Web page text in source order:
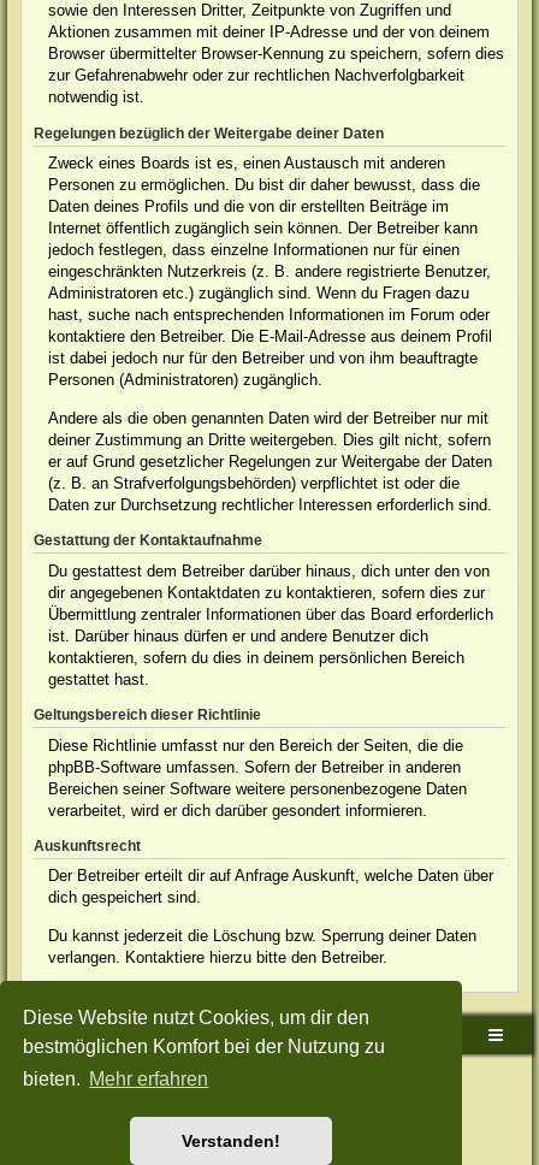
Diese Website nutzt Cookies, um dir den
bestmöglichen Komfort bei der Nutzung zu
bieten. Mehr erfahren
Verstanden!
sowie den Interessen Dritter, Zeitpunkte von Zugriffen und
Aktionen zusammen mit deiner IP-Adresse und der von deinem
Browser übermittelter Browser-Kennung zu speichern, sofern dies
zur Gefahrenabwehr oder zur rechtlichen Nachverfolgbarkeit
notwendig ist.
Regelungen bezüglich der Weitergabe deiner Daten
Zweck eines Boards ist es, einen Austausch mit anderen
Personen zu ermöglichen. Du bist dir daher bewusst, dass die
Daten deines Profils und die von dir erstellten Beiträge im
Internet öffentlich zugänglich sein können. Der Betreiber kann
jedoch festlegen, dass einzelne Informationen nur für einen
eingeschränkten Nutzerkreis (z. B. andere registrierte Benutzer,
Administratoren etc.) zugänglich sind. Wenn du Fragen dazu
hast, suche nach entsprechenden Informationen im Forum oder
kontaktiere den Betreiber. Die E-Mail-Adresse aus deinem Profil
ist dabei jedoch nur für den Betreiber und von ihm beauftragte
Personen (Administratoren) zugänglich.
Andere als die oben genannten Daten wird der Betreiber nur mit
deiner Zustimmung an Dritte weitergeben. Dies gilt nicht, sofern
er auf Grund gesetzlicher Regelungen zur Weitergabe der Daten
(z. B. an Strafverfolgungsbehörden) verpflichtet ist oder die
Daten zur Durchsetzung rechtlicher Interessen erforderlich sind.
Gestattung der Kontaktaufnahme
Du gestattest dem Betreiber darüber hinaus, dich unter den von
dir angegebenen Kontaktdaten zu kontaktieren, sofern dies zur
Übermittlung zentraler Informationen über das Board erforderlich
ist. Darüber hinaus dürfen er und andere Benutzer dich
kontaktieren, sofern du dies in deinem persönlichen Bereich
gestattet hast.
Geltungsbereich dieser Richtlinie
Diese Richtlinie umfasst nur den Bereich der Seiten, die die
phpBB-Software umfassen. Sofern der Betreiber in anderen
Bereichen seiner Software weitere personenbezogene Daten
verarbeitet, wird er dich darüber gesondert informieren.
Auskunftsrecht
Der Betreiber erteilt dir auf Anfrage Auskunft, welche Daten über
dich gespeichert sind.
Du kannst jederzeit die Löschung bzw. Sperrung deiner Daten
verlangen. Kontaktiere hierzu bitte den Betreiber.
Sudden-Strike-Maps.de Hauptseite Foren-Übersicht
Powered byphpBB® Forum Software © phpBB Limited
Style: Green-Style-Split by Joyce&LunaphpBB-Style-Design
Nutzungsbedingungen